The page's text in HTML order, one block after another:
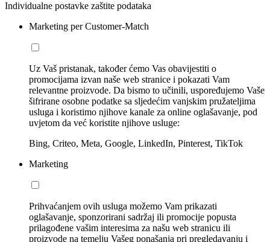
Individualne postavke zaštite podataka
Marketing per Customer-Match
Uz Vaš pristanak, također ćemo Vas obavijestiti o
promocijama izvan naše web stranice i pokazati Vam
relevantne proizvode. Da bismo to učinili, uspoređujemo Vaše
šifrirane osobne podatke sa sljedećim vanjskim pružateljima
usluga i koristimo njihove kanale za online oglašavanje, pod
uvjetom da već koristite njihove usluge:
Bing, Criteo, Meta, Google, LinkedIn, Pinterest, TikTok
Marketing
Prihvaćanjem ovih usluga možemo Vam prikazati
oglašavanje, sponzorirani sadržaj ili promocije popusta
prilagođene vašim interesima za našu web stranicu ili
proizvode na temelju Vašeg ponašanja pri pregledavanju i